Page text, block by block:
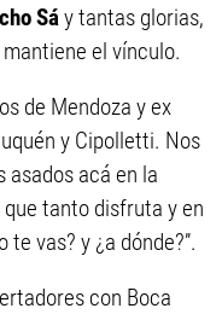
Sáy tantas glorias,
el vínculo.
de Mendoza y ex
y Cipolletti. Nos
acá en la
que tanto disfruta y en
vas? y ¿a dónde?”.
con Boca